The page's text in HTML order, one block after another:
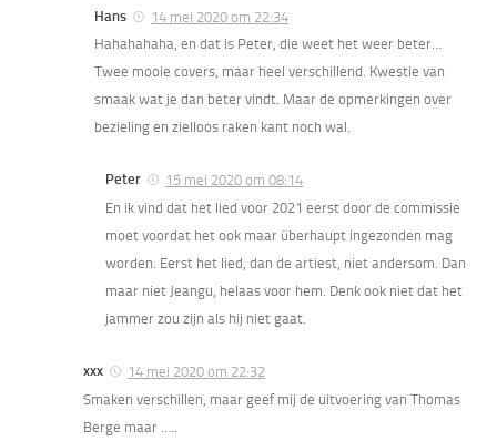
Hans
14 mei 2020 om 22:34
Hahahahaha, en dat is Peter, die weet het weer beter…
Twee mooie covers, maar heel verschillend. Kwestie van
smaak wat je dan beter vindt. Maar de opmerkingen over
bezieling en zielloos raken kant noch wal.
Peter
15 mei 2020 om 08:14
En ik vind dat het lied voor 2021 eerst door de commissie
moet voordat het ook maar überhaupt ingezonden mag
worden. Eerst het lied, dan de artiest, niet andersom. Dan
maar niet Jeangu, helaas voor hem. Denk ook niet dat het
jammer zou zijn als hij niet gaat.
xxx
14 mei 2020 om 22:32
Smaken verschillen, maar geef mij de uitvoering van Thomas
Berge maar …..